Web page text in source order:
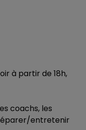
à partir de 18h,
coachs, les
entretenir